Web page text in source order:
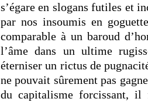
s’égare en slogans futiles et
par nos insoumis en
comparable à un baroud
l’âme dans un ultime
éterniser un rictus de
ne pouvait sûrement pas
du capitalisme forcissant,